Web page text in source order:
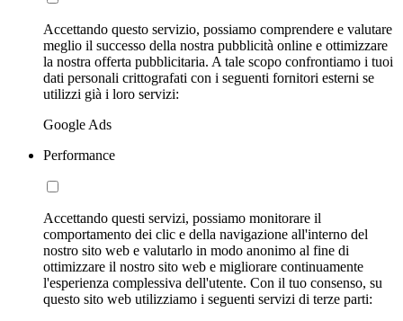
Accettando questo servizio, possiamo comprendere e valutare
meglio il successo della nostra pubblicità online e ottimizzare
la nostra offerta pubblicitaria. A tale scopo confrontiamo i tuoi
dati personali crittografati con i seguenti fornitori esterni se
utilizzi già i loro servizi:
Google Ads
Performance
Accettando questi servizi, possiamo monitorare il
comportamento dei clic e della navigazione all'interno del
nostro sito web e valutarlo in modo anonimo al fine di
ottimizzare il nostro sito web e migliorare continuamente
l'esperienza complessiva dell'utente. Con il tuo consenso, su
questo sito web utilizziamo i seguenti servizi di terze parti: